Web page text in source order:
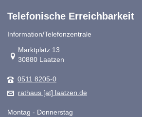
Telefonische Erreichbarkeit
Information/Telefonzentrale
Link zur Google-Maps Navigation
Marktplatz 13
30880 Laatzen
0511 8205-0
rathaus [at] laatzen.de
Montag - Donnerstag